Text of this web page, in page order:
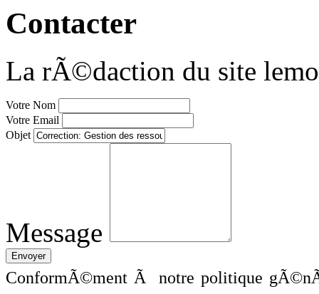
Contacter
La rÃ©daction du site
Votre Nom
Votre Email
Objet
Message
ConformÃ©ment Ã notre politique